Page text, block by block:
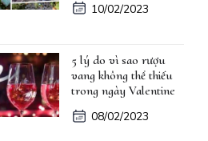
10/02/2023
5 lý do vì sao rượu
vang không thể thiếu
trong ngày Valentine
08/02/2023